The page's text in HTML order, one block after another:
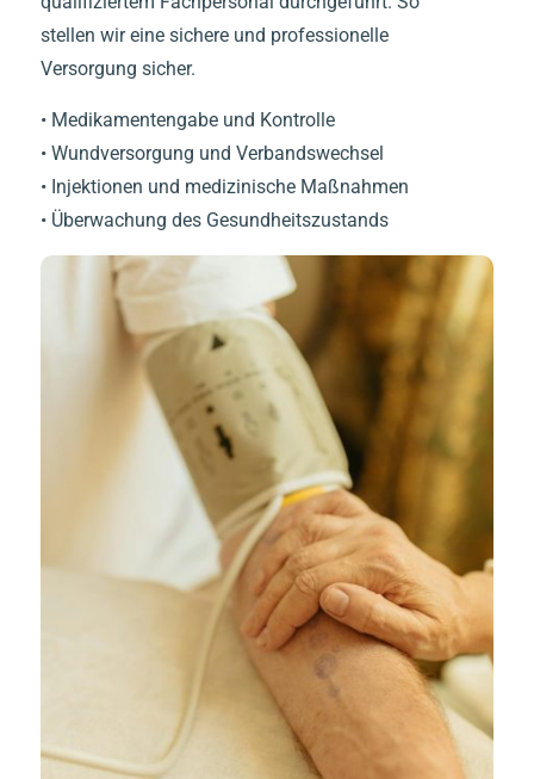
stellen wir eine sichere und professionelle
Versorgung sicher.
• Medikamentengabe und Kontrolle
• Wundversorgung und Verbandswechsel
• Injektionen und medizinische Maßnahmen
• Überwachung des Gesundheitszustands